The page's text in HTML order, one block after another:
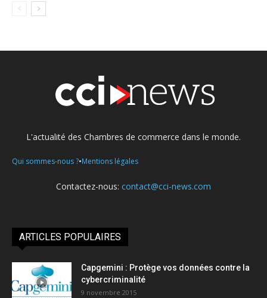
L'actualité des Chambres de commerce dans le monde.
Qui sommes-nous ?•Mentions légales
Contactez-nous: contact@cci-news.com
ARTICLES POPULAIRES
Capgemini : Protège vos données contre la
cybercriminalité
9 novembre 2015